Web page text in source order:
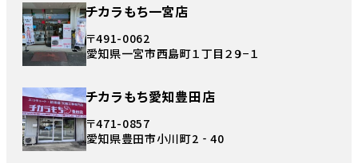
チカラもち一宮店
〒491-0062
愛知県一宮市西島町１丁目２９−１
チカラもち愛知豊田店
〒471-0857
愛知県豊田市小川町2‐40